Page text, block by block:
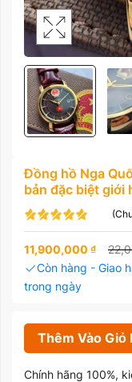
Đồng hồ Nga
bản đặc biệt giới
11,900,000 ₫
Còn hàng - Giao
trong ngày
Thêm Vào Giỏ
Chính hãng 100%,